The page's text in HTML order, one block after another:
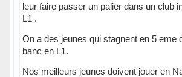
leur faire passer un palier dans un club
L1 .
On a des jeunes qui stagnent en 5 eme
banc en L1.
Nos meilleurs jeunes doivent jouer en